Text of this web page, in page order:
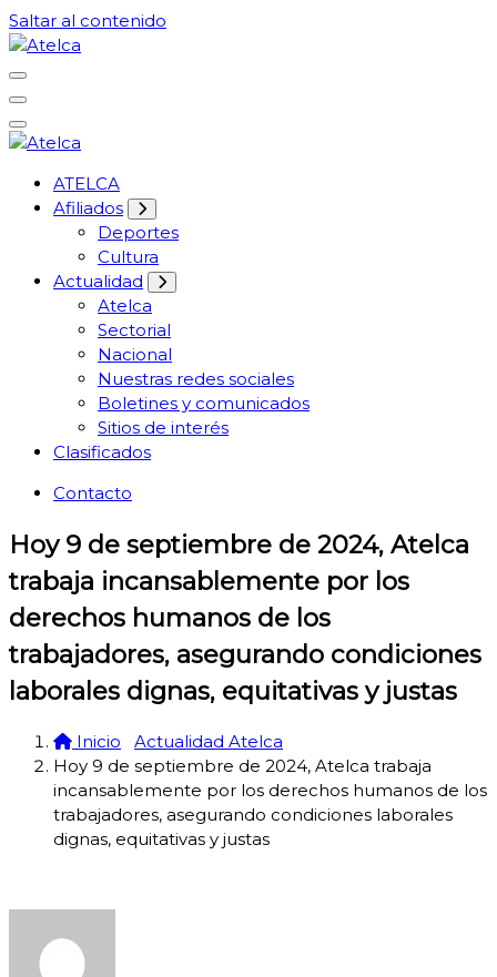
Saltar al contenido
Atelca
61 años Conocimiento, movilización y lucha
Atelca
61 años Conocimiento, movilización y lucha
ATELCA
Afiliados
Deportes
Cultura
Actualidad
Atelca
Sectorial
Nacional
Nuestras redes sociales
Boletines y comunicados
Sitios de interés
Clasificados
Contacto
Hoy 9 de septiembre de 2024, Atelca
trabaja incansablemente por los
derechos humanos de los
trabajadores, asegurando condiciones
laborales dignas, equitativas y justas
Inicio
Actualidad Atelca
Hoy 9 de septiembre de 2024, Atelca trabaja
incansablemente por los derechos humanos de los
trabajadores, asegurando condiciones laborales
dignas, equitativas y justas